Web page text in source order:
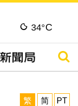
34°C
搜尋
繁
简 PT